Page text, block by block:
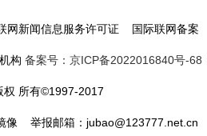
网新闻信息服务许可证 国际联网备案
构 备案号：京ICP备2022016840号-68
权 所有©1997-2017
像 举报邮箱：jubao@123777.net.cn